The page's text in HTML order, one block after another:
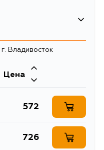
Владивосток
Цена
572
726